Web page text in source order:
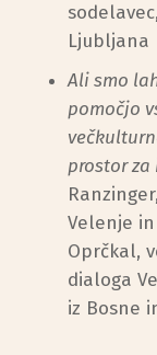
Ljubljana
Ali smo
pomočjo
prostor za
Velenje
Oprčkal,
dialoga
iz Bosne